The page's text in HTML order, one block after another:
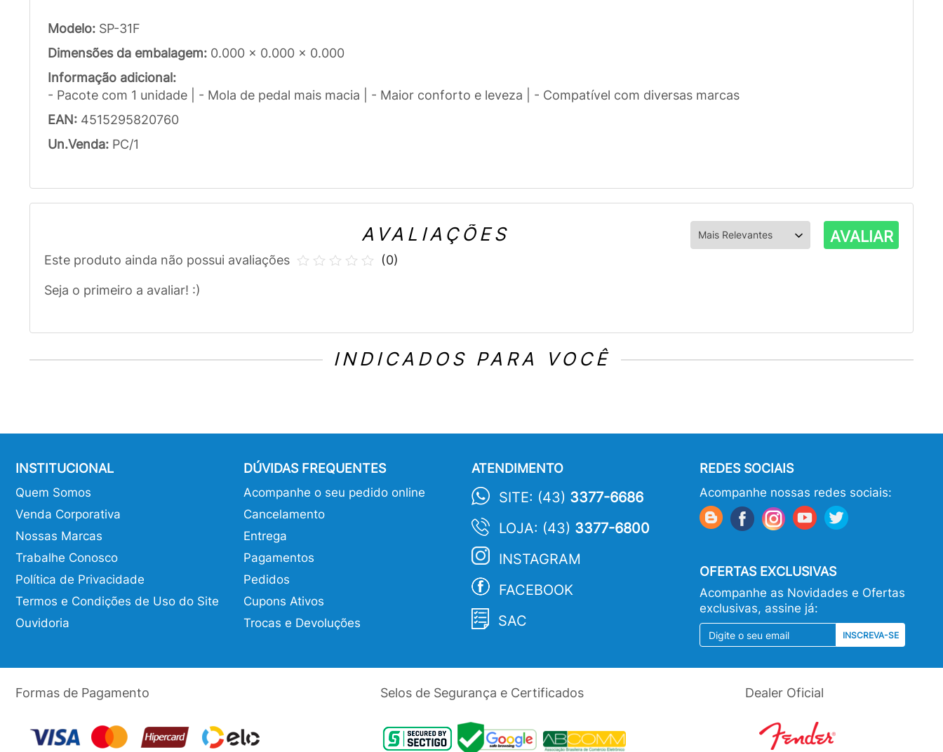
Modelo: SP-31F
Dimensões da embalagem: 0.000 x 0.000 x 0.000
Informação adicional:
- Pacote com 1 unidade | - Mola de pedal mais macia | - Maior conforto e leveza | - Compatível com diversas marcas
EAN: 4515295820760
Un.Venda: PC/1
AVALIAÇÕES AVALIAR
Este produto ainda não possui avaliações
Seja o primeiro a avaliar! :)
(0)
INDICADOS PARA VOCÊ
INSTITUCIONAL
Quem Somos
Venda Corporativa
Nossas Marcas
Trabalhe Conosco
Política de Privacidade
Termos e Condições de Uso do Site
Ouvidoria
DÚVIDAS FREQUENTES
Acompanhe o seu pedido online
Cancelamento
Entrega
Pagamentos
Pedidos
Cupons Ativos
Trocas e Devoluções
ATENDIMENTO
SITE: (43) 3377-6686
LOJA: (43) 3377-6800
INSTAGRAM
FACEBOOK
SAC
REDES SOCIAIS
Acompanhe nossas redes sociais:
OFERTAS EXCLUSIVAS
Acompanhe as Novidades e Ofertas
exclusivas, assine já:
INSCREVA-SE
Formas de Pagamento Selos de Segurança e Certificados Dealer Oficial